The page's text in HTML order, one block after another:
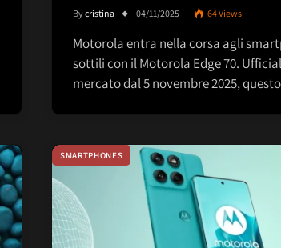
Bycristina 04/11/2025 64Views
Motorola entra nella corsa agli
sottili con il Motorola Edge 70.
mercato dal 5 novembre 2025,
SMARTPHONES